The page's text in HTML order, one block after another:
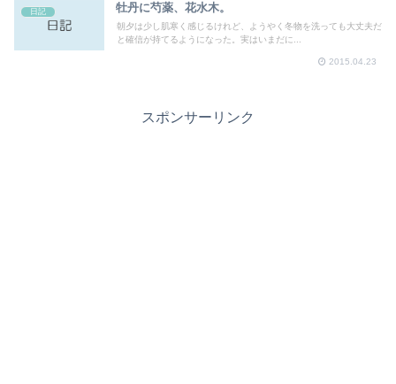
日記 牡丹に芍薬、花水木。
朝夕は少し肌寒く感じるけれど、ようやく冬物を洗っても大丈夫だ
と確信が持てるようになった。実はいまだに...
2015.04.23
スポンサーリンク